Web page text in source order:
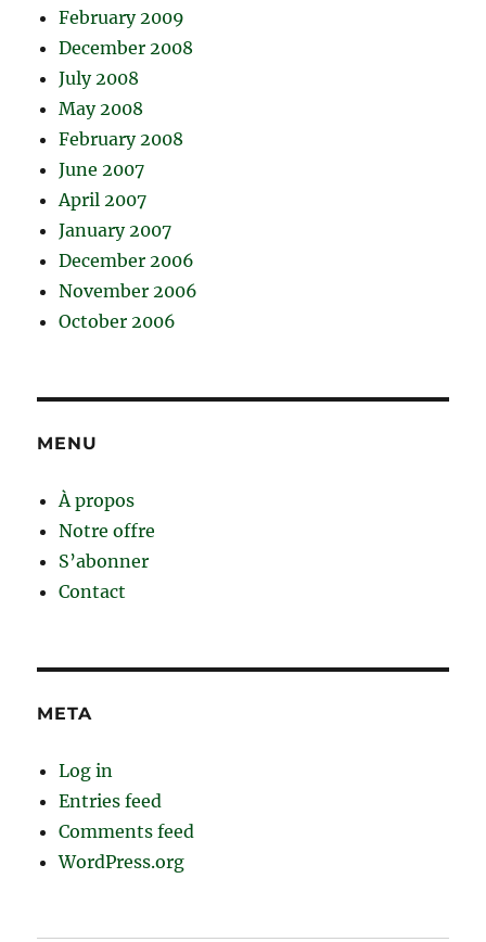
February 2009
December 2008
July 2008
May 2008
February 2008
June 2007
April 2007
January 2007
December 2006
November 2006
October 2006
MENU
À propos
Notre offre
S’abonner
Contact
META
Log in
Entries feed
Comments feed
WordPress.org